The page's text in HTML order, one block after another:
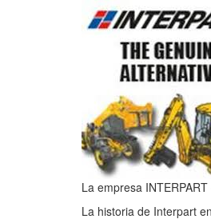
La empresa
La historia de Interpart